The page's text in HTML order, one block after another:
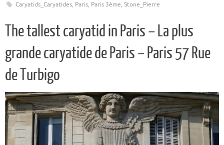
Caryatids_Caryatides, Paris, Paris 3ème, Stone_Pierre
The tallest caryatid in Paris – La plus
grande caryatide de Paris – Paris 57 Rue
de Turbigo